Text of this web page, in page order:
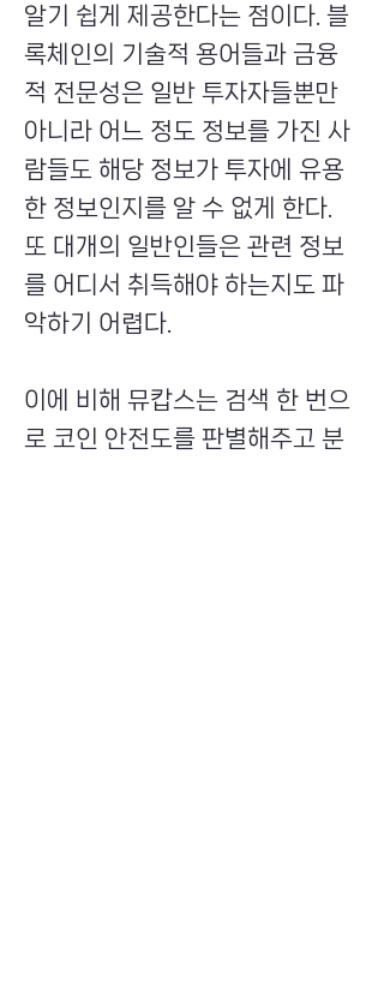
알기 쉽게 제공한다는 점이다. 블
록체인의 기술적 용어들과 금융
적 전문성은 일반 투자자들뿐만
아니라 어느 정도 정보를 가진 사
람들도 해당 정보가 투자에 유용
한 정보인지를 알 수 없게 한다.
또 대개의 일반인들은 관련 정보
를 어디서 취득해야 하는지도 파
악하기 어렵다.
이에 비해 뮤캅스는 검색 한 번으
로 코인 안전도를 판별해주고 분